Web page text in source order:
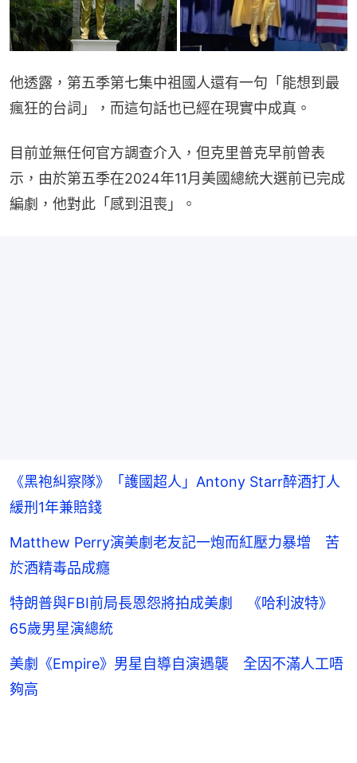
他透露，第五季第七集中祖國人還有一句「能想到最
瘋狂的台詞」，而這句話也已經在現實中成真。
目前並無任何官方調查介入，但克里普克早前曾表
示，由於第五季在2024年11月美國總統大選前已完成
編劇，他對此「感到沮喪」。
《黑袍糾察隊》「護國超人」Antony Starr醉酒打人
緩刑1年兼賠錢
Matthew Perry演美劇老友記一炮而紅壓力暴增 苦
於酒精毒品成癮
特朗普與FBI前局長恩怨將拍成美劇 《哈利波特》
65歲男星演總統
美劇《Empire》男星自導自演遇襲 全因不滿人工唔
夠高